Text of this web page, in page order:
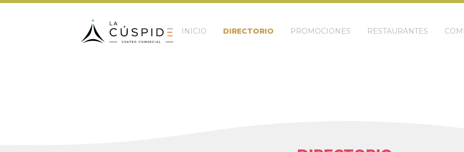
INICIO DIRECTORIO PROMOCIONES RESTAURANTES